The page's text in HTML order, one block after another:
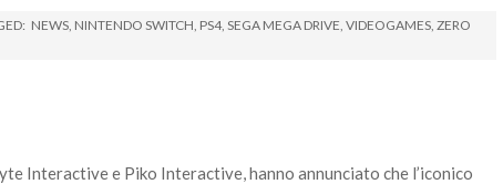
NEWS, NINTENDO SWITCH, PS4, SEGA MEGA DRIVE, VIDEOGAMES, ZERO
Interactive e Piko Interactive, hanno annunciato che l’iconico